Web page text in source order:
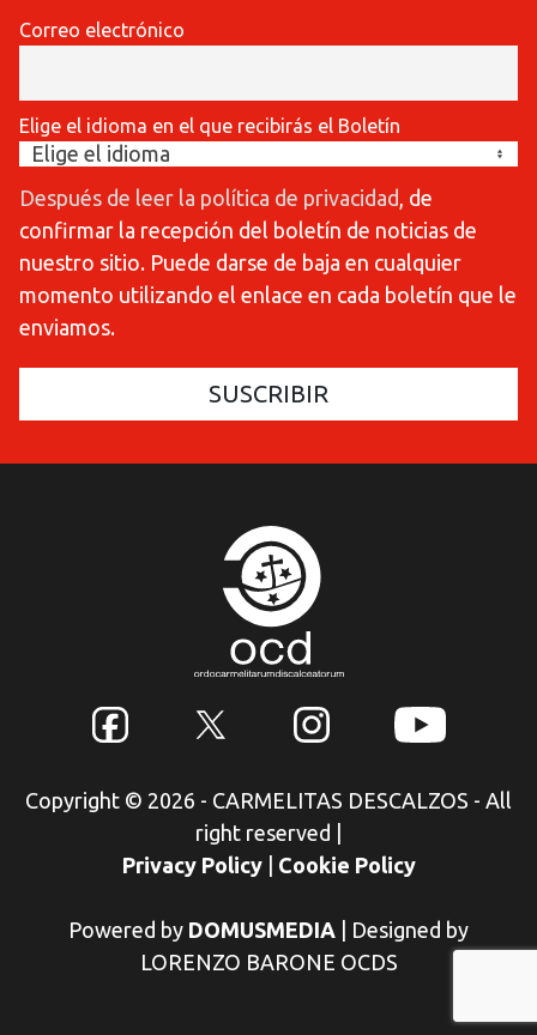
Correo electrónico
Elige el idioma en el que recibirás el Boletín
Después de leer la política de privacidad, de
confirmar la recepción del boletín de noticias de
nuestro sitio. Puede darse de baja en cualquier
momento utilizando el enlace en cada boletín que le
enviamos.
Copyright © 2026 - CARMELITAS DESCALZOS - All
right reserved
Privacy Policy
Cookie Policy
Powered by DOMUSMEDIA
Designed by
LORENZO BARONE OCDS